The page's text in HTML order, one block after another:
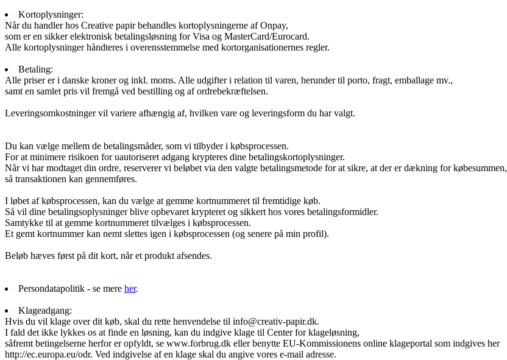
Kortoplysninger:
Når du handler hos Creative papir behandles kortoplysningerne af Onpay,
som er en sikker elektronisk betalingsløsning for Visa og MasterCard/Eurocard.
Alle kortoplysninger håndteres i overensstemmelse med kortorganisationernes regler.
Betaling:
Alle priser er i danske kroner og inkl. moms. Alle udgifter i relation til varen, herunder til porto, fragt, emballage mv.,
samt en samlet pris vil fremgå ved bestilling og af ordrebekræftelsen.
Leveringsomkostninger vil variere afhængig af, hvilken vare og leveringsform du har valgt.
Du kan vælge mellem de betalingsmåder, som vi tilbyder i købsprocessen.
For at minimere risikoen for uautoriseret adgang krypteres dine betalingskortoplysninger.
Når vi har modtaget din ordre, reserverer vi beløbet via den valgte betalingsmetode for at sikre, at der er dækning for købesummen,
så transaktionen kan gennemføres.
I løbet af købsprocessen, kan du vælge at gemme kortnummeret til fremtidige køb.
Så vil dine betalingsoplysninger blive opbevaret krypteret og sikkert hos vores betalingsformidler.
Samtykke til at gemme kortnummeret tilvælges i købsprocessen.
Et gemt kortnummer kan nemt slettes igen i købsprocessen (og senere på min profil).
Beløb hæves først på dit kort, når et produkt afsendes.
Persondatapolitik - se mere her.
Klageadgang:
Hvis du vil klage over dit køb, skal du rette henvendelse til info@creativ-papir.dk.
I fald det ikke lykkes os at finde en løsning, kan du indgive klage til Center for klageløsning,
såfremt betingelserne herfor er opfyldt, se www.forbrug.dk eller benytte EU-Kommissionens online klageportal som indgives her
http://ec.europa.eu/odr. Ved indgivelse af en klage skal du angive vores e-mail adresse.